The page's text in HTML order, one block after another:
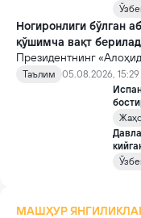
Ногиронлиги бўлган
қўшимча вақт
Президентнинг
таълим ва ижтимоий
такомиллаштириш
тўғрисида»ги қарори
янги механизмлар
Таълим
05.08.2026, 15:29
МАШҲУР